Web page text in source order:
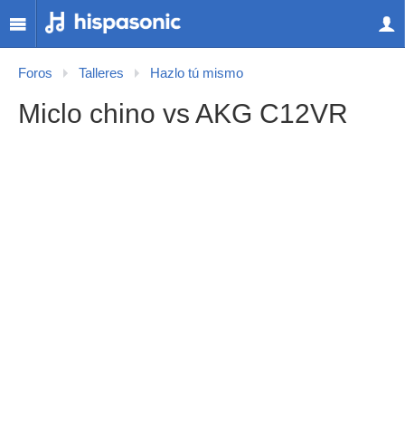
Foros Talleres Hazlo tú mismo
Miclo chino vs AKG C12VR